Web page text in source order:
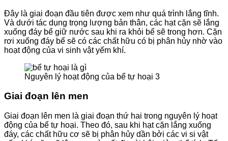
Đây là giai đoạn đầu tiên được xem như quá trình lắng tĩnh.
Và dưới tác dụng trọng lượng bản thân, các hạt cặn sẽ lắng
xuống đáy bể giữ nước sau khi ra khỏi bể sẽ trong hơn. Cặn
rơi xuống đáy bể sẽ có các chất hữu có bị phân hủy nhờ vào
hoạt động của vi sinh vật yếm khí.
Nguyên lý hoạt động của bể tự hoại 3
Giai đoạn lên men
Giai đoạn lên men là giai đoạn thứ hai trong nguyên lý hoạt
động của bể tự hoại. Theo đó, sau khi hạt cặn lắng xuống
đáy, các chất hữu cơ sẽ bị phân hủy dần bởi các vi si vật